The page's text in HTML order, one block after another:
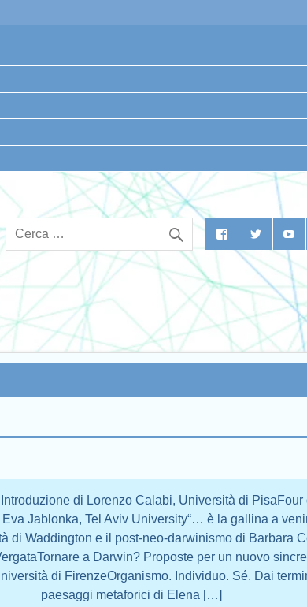
di Lorenzo Calabi, Università di
Jablonka, Tel Aviv University“… è la gallina a
di Waddington e il post-neo-darwinismo di Barbara
a Darwin? Proposte per un nuovo
di FirenzeOrganismo. Individuo. Sé. Dai
paesaggi metaforici di Elena […]